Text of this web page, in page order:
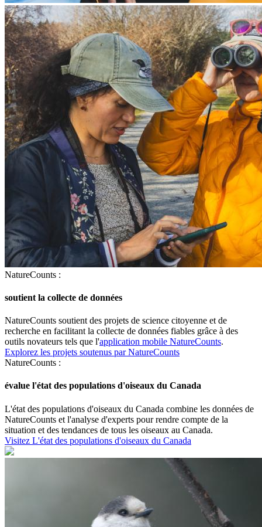
NatureCounts :
soutient la collecte de données
NatureCounts soutient des projets de science citoyenne et de
recherche en facilitant la collecte de données fiables grâce à des
outils novateurs tels que l'application mobile NatureCounts.
Explorez les projets soutenus par NatureCounts
NatureCounts :
évalue l'état des populations d'oiseaux du Canada
L'état des populations d'oiseaux du Canada combine les données de
NatureCounts et l'analyse d'experts pour rendre compte de la
situation et des tendances de tous les oiseaux au Canada.
Visitez L'état des populations d'oiseaux du Canada